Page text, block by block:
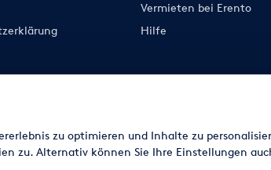
Vermieten bei Erento
Hilfe
zu optimieren und Inhalte zu
zu. Alternativ können Sie Ihre Einstellungen